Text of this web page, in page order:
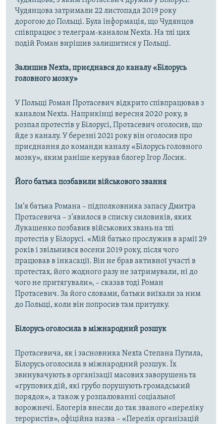
Чудянцова затримали 22 листопада 2019 року
дорогою до Польщі. Була інформація, що Чудянцов
співпрацює з телеграм-каналом Nexta. На тлі цих
подій Роман вирішив залишитися у Польщі.
Залишив Nexta, приєднався до каналу «Білорусь
головного мозку»
У Польщі Роман Протасевич відкрито співпрацював з
каналом Nexta. Наприкінці вересня 2020 року, в
розпал протестів у Білорусі, Протасевич оголосив, що
йде з каналу. У березні 2021 року він оголосив про
приєднання до команди каналу «Білорусь головного
мозку», яким раніше керував блогер Ігор Лосик.
Його батька позбавили військового звання
Ім’я батька Романа – підполковника запасу Дмитра
Протасевича – з’явилося в списку силовиків, яких
Лукашенко позбавив військових звань на тлі
протестів у Білорусі. «Мій батько прослужив в армії 29
років і звільнився восени 2019 року, після чого
працював в інкасації. Він не брав активної участі в
протестах, його жодного разу не затримували, ні до
чого не притягували», – сказав тоді Роман
Протасевич. За його словами, батьки виїхали за ним
до Польщі, коли він попросив там притулку.
Білорусь оголосила в міжнародний розшук
Протасевича, як і засновника Nexta Степана Путила,
Білорусь оголосила в міжнародний розшук. Їх
звинувачують в організації масових заворушень та
«групових дій, які грубо порушують громадський
порядок», а також у розпалюванні соціальної
ворожнечі. Блогерів внесли до так званого «переліку
терористів», офіційна назва – «Перелік організацій